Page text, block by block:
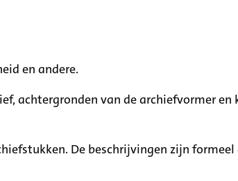
en andere.
achtergronden van de archiefvormer en
De beschrijvingen zijn